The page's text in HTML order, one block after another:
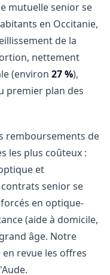
mutuelle senior se
en Occitanie,
de la
nettement
(environ 27 %),
premier plan des
remboursements de
les plus coûteux :
et
senior se
en optique-
(aide à domicile,
âge. Notre
revue les offres